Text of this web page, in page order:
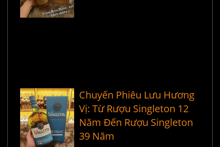
Chuyến Phiêu Lưu Hương
Vị: Từ Rượu Singleton 12
Năm Đến Rượu Singleton
39 Năm